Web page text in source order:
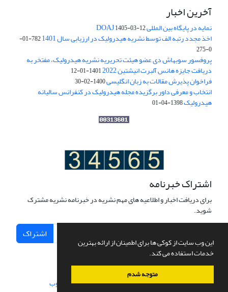
این وب سایت از کوکی ها برای اطمینان از ارائه بهترین
خدمات استفاده می کند.
متوجه شدم
آخرین اخبار
نمایه در پایگاه بین المللی DOAJ1405-03-12
اخذ مجدد رتبه الف توسط نشریه هیدرولیک در ارزیابی سال 1401
782-01-
0-275
پروفسور سوبهاش دی عضو هیئت تحریریه نشریه هیدرولیک، مفتخر به
دریافت جایزه هانس آلبرت انیشتین 2022 1401-01-12
فراخوان پذیرش مقالات به زبان انگلیسی1400-02-30
انتخاب و معرفی داور برگزیده مجله هیدرولیک در کنفرانس سالیانه
هیدرولیک1398-04-01
اشتراک خبرنامه
برای دریافت اخبار و اطلاعیه های مهم نشریه در خبرنامه نشریه مشترک
شوید.
اشتراک
سامانه مدیریت نشریات علمی.طراحی و پیاده سازی از سیناوب